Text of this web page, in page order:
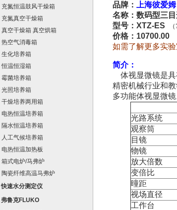
充氮恒温鼓风干燥箱
充氮真空干燥箱
真空干燥箱 真空烘箱
热空气消毒箱
生化培养箱
恒温恒湿箱
霉菌培养箱
光照培养箱
干燥培养两用箱
电热恒温培养箱
隔水恒温培养箱
人工气候培养箱
电热恒温加热板
箱式电炉/马弗炉
陶瓷纤维高温马弗炉
快速水分测定仪
弗鲁克FLUKO
品牌：
上海彼爱
名称：数码型三
型号：XTZ-ES
（
价格：10700.00
如需了解更多实
简介：
体视显微镜是具
精密机械行业和
多功能体视显微镜
光路系统
观察筒
目镜
物镜
放大倍数
变倍比
曈距
视场直径
工作台